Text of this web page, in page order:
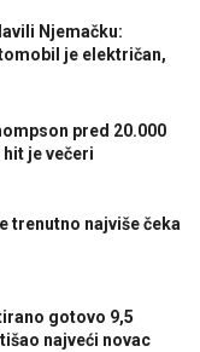
Njemačku:
je električan,
pred 20.000
hit je večeri
trenutno najviše čeka
gotovo 9,5
najveći novac